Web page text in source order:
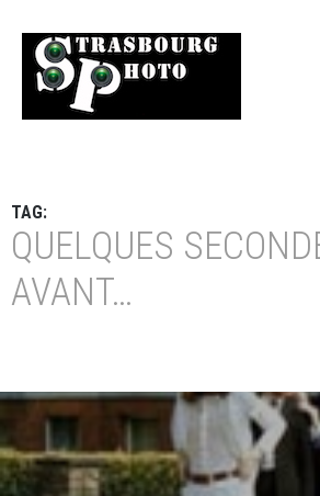
TAG:
QUELQUES
AVANT…